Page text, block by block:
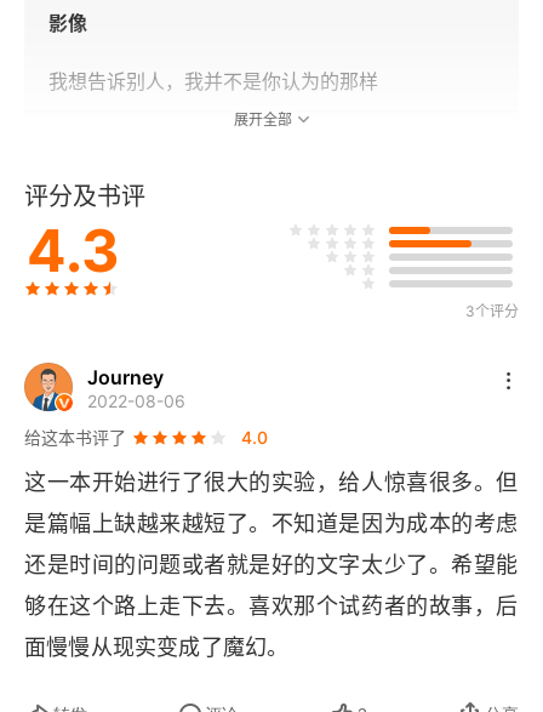
影像
我想告诉别人，我并不是你认为的那样
试药者
小说
诗歌
朋友的幽灵
将漫天的星斗一饮而尽（外二首）
随笔
逝去的故国
展开全部
评分及书评
4.3
3个评分
Journey
2022-08-06
给这本书评了
4.0
这一本开始进行了很大的实验，给人惊喜很多。但
是篇幅上缺越来越短了。不知道是因为成本的考虑
还是时间的问题或者就是好的文字太少了。希望能
够在这个路上走下去。喜欢那个试药者的故事，后
面慢慢从现实变成了魔幻。